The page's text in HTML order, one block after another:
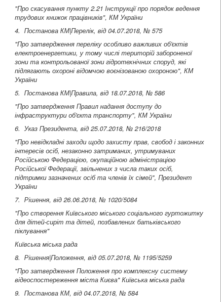
"Про скасування пункту 2.21 Інструкції про порядок ведення
трудових книжок працівників", КМ України
4. Постанова КМ|Перелік, від 04.07.2018, № 575
"Про затвердження переліку особливо важливих об'єктів
електроенергетики, у тому числі територій забороненої
зони та контрольованої зони гідротехнічних споруд, які
підлягають охороні відомчою воєнізованою охороною", КМ
України
5. Постанова КМ|Правила, від 18.07.2018, № 586
"Про затвердження Правил надання доступу до
інфраструктури об'єкта транспорту", КМ України
6. Указ Президента, від 25.07.2018, № 216/2018
"Про невідкладні заходи щодо захисту прав, свобод і законних
інтересів осіб, незаконно затриманих, утримуваних
Російською Федерацією, окупаційною адміністрацією
Російської Федерації, звільнених з числа таких осіб,
підтримки зазначених осіб та членів їх сімей", Президент
України
7. Рішення, від 26.06.2018, № 1020/5084
"Про створення Київського міського соціального гуртожитку
для дітей-сиріт та дітей, позбавлених батьківського
піклування"
Київська міська рада
8. Рішення|Положення, від 05.07.2018, № 1195/5259
"Про затвердження Положення про комплексну систему
відеоспостереження міста Києва" Київська міська рада
9. Постанова КМ, від 04.07.2018, № 584